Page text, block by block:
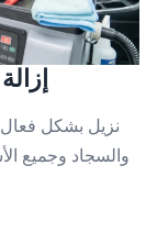
نزيل بشكل فعال
والسجاد وجميع